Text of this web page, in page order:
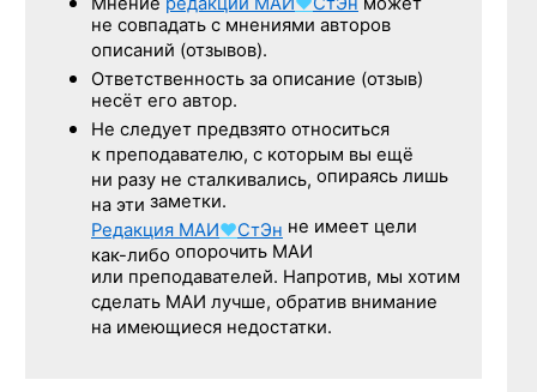
не совпадать с мнениями авторов
описаний (отзывов).
Ответственность за описание (отзыв)
несёт его автор.
Не следует предвзято относиться
к преподавателю, с которым вы ещё
ни разу не сталкивались, опираясь лишь
на эти заметки.
Редакция МАИ♥СтЭн не имеет цели
как-либо опорочить МАИ
или преподавателей. Напротив, мы хотим
сделать МАИ лучше, обратив внимание
на имеющиеся недостатки.